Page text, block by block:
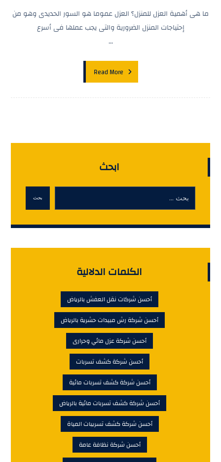
ما هى أهمية العزل للمنزل؟ العزل عموما هو السور الحديدى وهو من
إحتياجات المنزل الضرورية والتى يجب عملها فى أسرع
...
Read More
ابحث
بحث
الكلمات الدلالية
أحسن شركات نقل العفش بالرياض
أحسن شركة رش مبيدات حشرية بالرياض
أحسن شركة عزل مائي وحرارى
أحسن شركة كشف تسربات
أحسن شركة كشف تسربات مائية
أحسن شركة كشف تسربات مائية بالرياض
أحسن شركة كشف تسريبات المياة
أحسن شركة نظافة عامة